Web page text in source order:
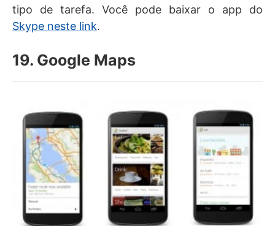
tipo de tarefa. Você pode baixar o app do
Skype neste link.
19. Google Maps